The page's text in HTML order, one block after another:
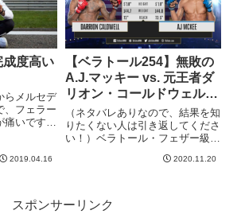
成度高い
らメルセデ
、フェラー
痛いです
度が改めて
2019.04.16
【ベラトール254】無敗の
A.J.マッキー vs. 元王者ダ
リオン・コールドウェル
【フェザー級GP準決勝】
（ネタバレありなので、結果を知
りたくない人は引き返してくださ
い！）ベラトール・フェザー級
す！11月は本当に格闘技がアツ
していました。なんといっても、
無敗...
2020.11.20
スポンサーリンク